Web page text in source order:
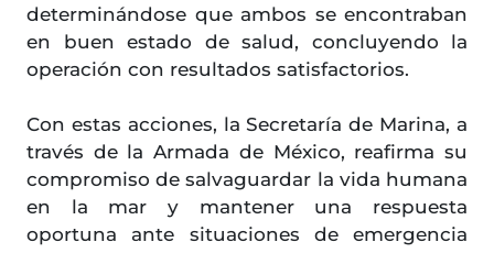
determinándose que ambos se encontraban
en buen estado de salud, concluyendo la
operación con resultados satisfactorios.
Con estas acciones, la Secretaría de Marina, a
través de la Armada de México, reafirma su
compromiso de salvaguardar la vida humana
en la mar y mantener una respuesta
oportuna ante situaciones de emergencia